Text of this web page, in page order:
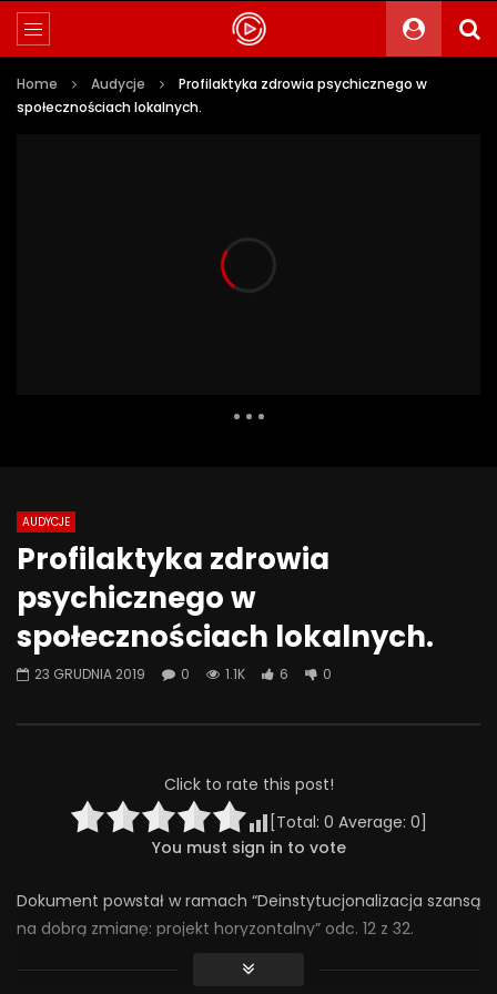
Home Audycje
Profilaktyka zdrowia psychicznego w
społecznościach lokalnych.
Korzyści z psychoterapii – jak
terapia może mi pomóc? – dr hab.
Jarosław Michałowski, Zofia Szynal
2 GRUDNIA 2024
0
3.2K 80
7 CZERWCA 2024
0
2.3K
AUDYCJE
Profilaktyka zdrowia
psychicznego w
społecznościach lokalnych.
23 GRUDNIA 2019 0 1.1K 6 0
Click to rate this post!
[Total: 0 Average: 0]
You must sign in to vote
Dokument powstał w ramach “Deinstytucjonalizacja szansą
na dobrą zmianę: projekt horyzontalny” odc. 12 z 32.